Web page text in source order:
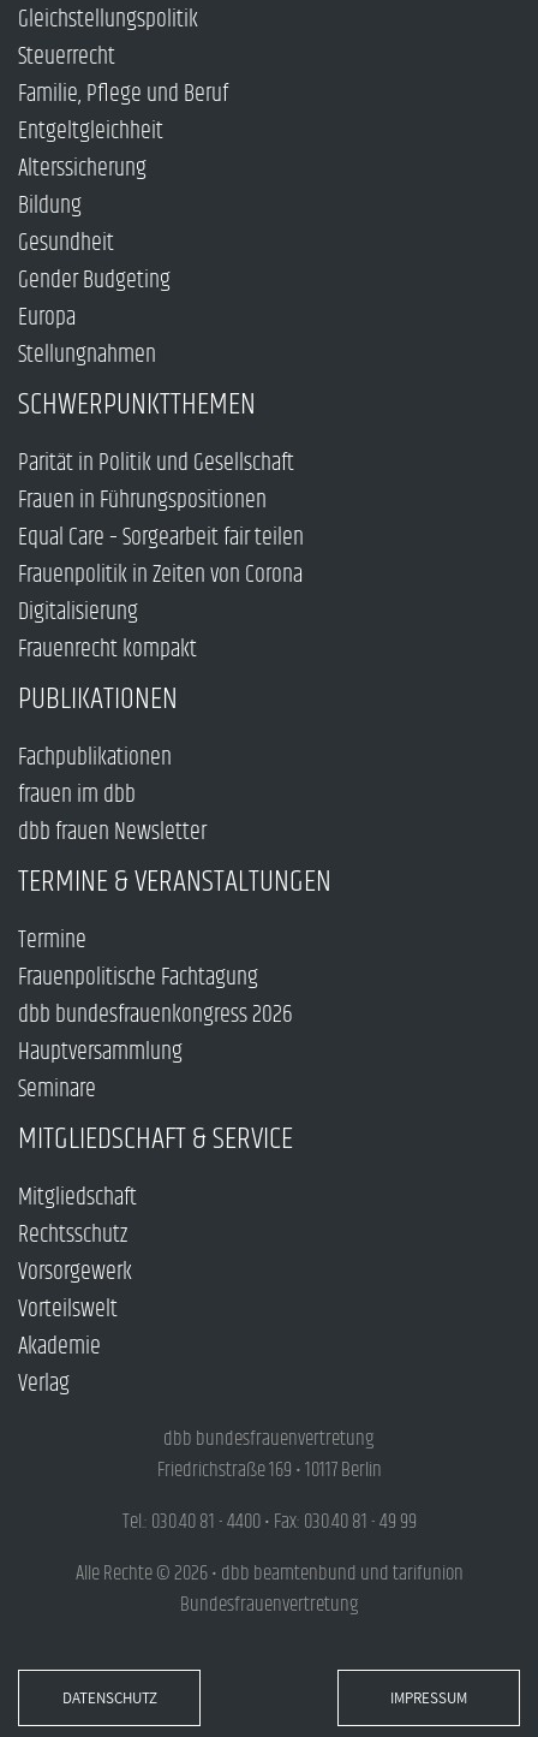
Gleichstellungspolitik
Steuerrecht
Familie, Pflege und Beruf
Entgeltgleichheit
Alterssicherung
Bildung
Gesundheit
Gender Budgeting
Europa
Stellungnahmen
SCHWERPUNKTTHEMEN
Parität in Politik und Gesellschaft
Frauen in Führungspositionen
Equal Care – Sorgearbeit fair teilen
Frauenpolitik in Zeiten von Corona
Digitalisierung
Frauenrecht kompakt
PUBLIKATIONEN
Fachpublikationen
frauen im dbb
dbb frauen Newsletter
TERMINE & VERANSTALTUNGEN
Termine
Frauenpolitische Fachtagung
dbb bundesfrauenkongress 2026
Hauptversammlung
Seminare
MITGLIEDSCHAFT & SERVICE
Mitgliedschaft
Rechtsschutz
Vorsorgewerk
Vorteilswelt
Akademie
Verlag
dbb bundesfrauenvertretung
Friedrichstraße 169 • 10117 Berlin
Tel.: 030.40 81 - 4400 • Fax: 030.40 81 - 49 99
Alle Rechte © 2026 • dbb beamtenbund und tarifunion
Bundesfrauenvertretung
DATENSCHUTZ IMPRESSUM